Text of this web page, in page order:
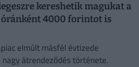
kereshetik magukat a
4000 forintot is
elmúlt másfél évtizede
átrendeződés története.